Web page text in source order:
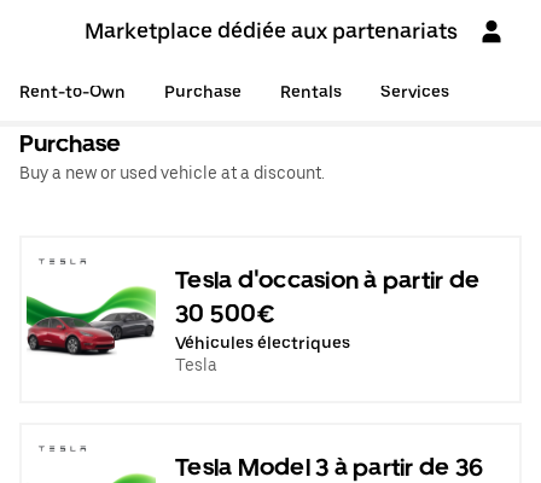
Marketplace dédiée aux partenariats
Rent-to-Own Purchase Rentals Services
Purchase
Buy a new or used vehicle at a discount.
Tesla d'occasion à partir de
30 500€
Véhicules électriques
Tesla
Tesla Model 3 à partir de 36